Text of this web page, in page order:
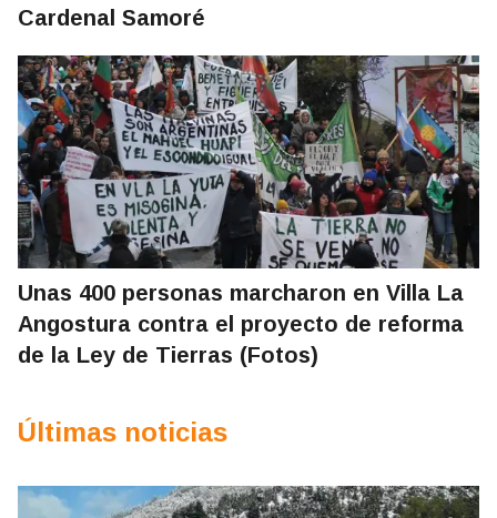
Cardenal Samoré
Unas 400 personas marcharon en Villa La
Angostura contra el proyecto de reforma
de la Ley de Tierras (Fotos)
Últimas noticias